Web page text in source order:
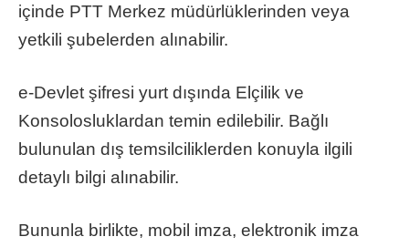
içinde PTT Merkez müdürlüklerinden veya
yetkili şubelerden alınabilir.
e-Devlet şifresi yurt dışında Elçilik ve
Konsolosluklardan temin edilebilir. Bağlı
bulunulan dış temsilciliklerden konuyla ilgili
detaylı bilgi alınabilir.
Bununla birlikte, mobil imza, elektronik imza